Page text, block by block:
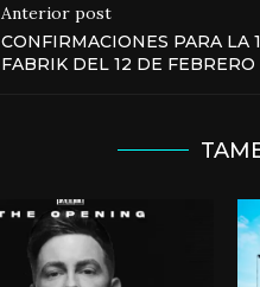
Anterior post
CONFIRMACIONES PARA LA
FABRIK DEL 12 DE FEBRERO